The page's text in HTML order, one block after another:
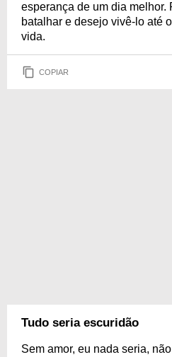
esperança de um dia melhor.
batalhar e desejo vivê-lo até
vida.
COPIAR
Tudo seria escuridão
Sem amor, eu nada seria,